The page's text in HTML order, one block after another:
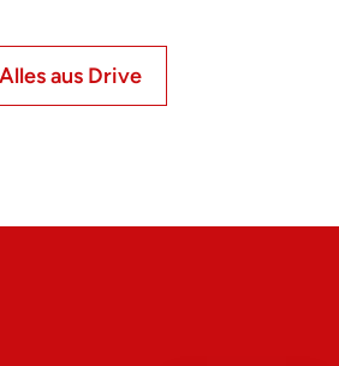
Alles aus Drive